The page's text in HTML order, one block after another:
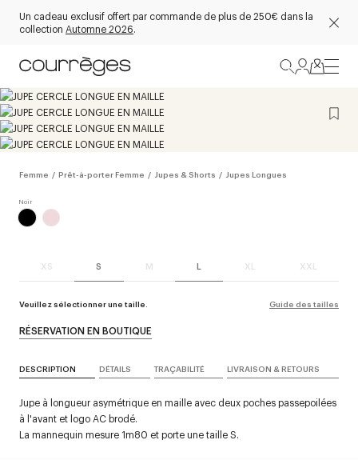
Un cadeau exclusif offert par commande de plus de 250€ dans la
collection Automne 2026.
Femme / Prêt-à-porter Femme / Jupes & Shorts / Jupes Longues
XS S M L XL XXL
Veuillez sélectionner une taille. Guide des tailles
RÉSERVATION EN BOUTIQUE
DESCRIPTION DÉTAILS TRAÇABILITÉ LIVRAISON & RETOURS
Jupe à longueur asymétrique en maille avec deux poches passepoilées
à l'avant et logo AC brodé.
La mannequin mesure 1m80 et porte une taille S.